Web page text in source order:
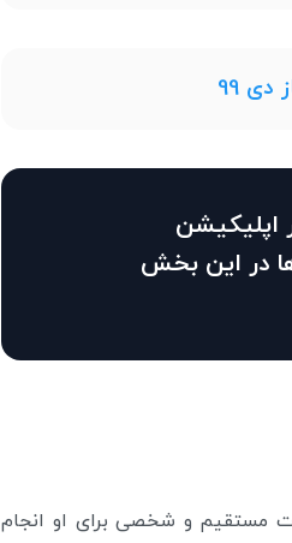
99
در اپلیکیشن
در این بخش
مستقیم و شخصی برای او انجام